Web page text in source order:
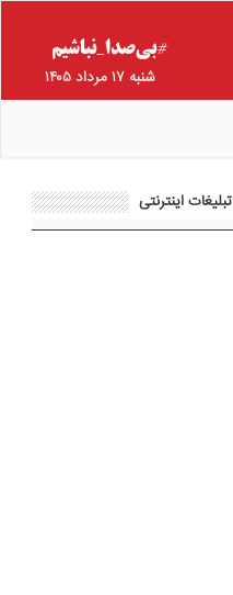
شنبه ۱۷ مرداد ۱۴۰۵
تبلیغات اینترنتی